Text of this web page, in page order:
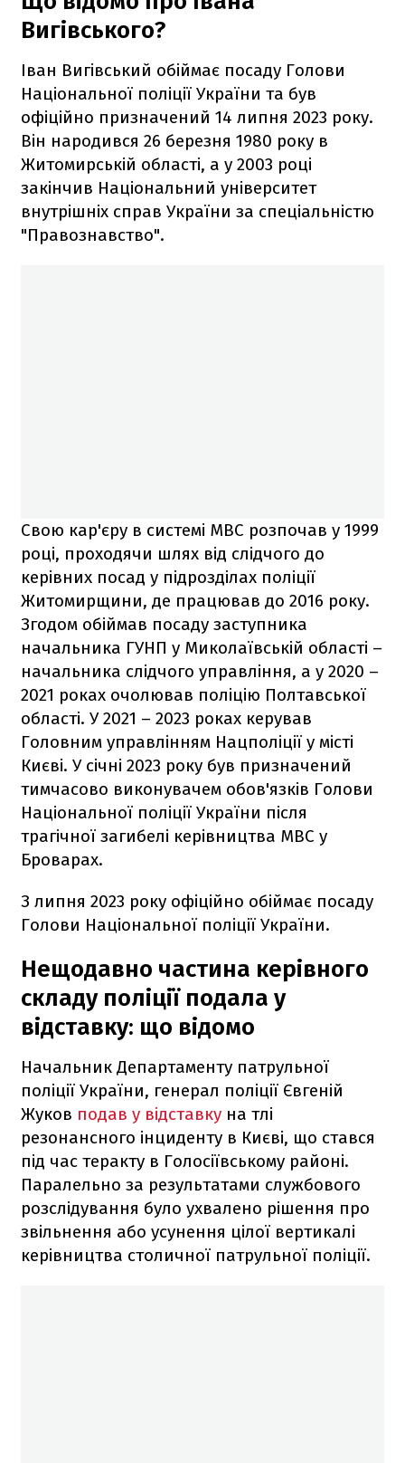
Вигівського?
Іван Вигівський обіймає посаду Голови
Національної поліції України та був
офіційно призначений 14 липня 2023 року.
Він народився 26 березня 1980 року в
Житомирській області, а у 2003 році
закінчив Національний університет
внутрішніх справ України за спеціальністю
"Правознавство".
Свою кар'єру в системі МВС розпочав у 1999
році, проходячи шлях від слідчого до
керівних посад у підрозділах поліції
Житомирщини, де працював до 2016 року.
Згодом обіймав посаду заступника
начальника ГУНП у Миколаївській області –
начальника слідчого управління, а у 2020 –
2021 роках очолював поліцію Полтавської
області. У 2021 – 2023 роках керував
Головним управлінням Нацполіції у місті
Києві. У січні 2023 року був призначений
тимчасово виконувачем обов'язків Голови
Національної поліції України після
трагічної загибелі керівництва МВС у
Броварах.
З липня 2023 року офіційно обіймає посаду
Голови Національної поліції України.
Нещодавно частина керівного
складу поліції подала у
відставку: що відомо
Начальник Департаменту патрульної
поліції України, генерал поліції Євгеній
Жуков подав у відставку на тлі
резонансного інциденту в Києві, що стався
під час теракту в Голосіївському районі.
Паралельно за результатами службового
розслідування було ухвалено рішення про
звільнення або усунення цілої вертикалі
керівництва столичної патрульної поліції.